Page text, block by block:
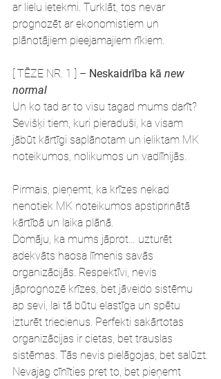
ar lielu ietekmi. Turklāt, tos nevar
prognozēt ar ekonomistiem un
plānotājiem pieejamajiem rīkiem.
[ TĒZE NR. 1 ] – Neskaidrība kā new
normal
Un ko tad ar to visu tagad mums darīt?
Sevišķi tiem, kuri pieraduši, ka visam
jābūt kārtīgi saplānotam un ieliktam MK
noteikumos, nolikumos un vadlīnijās.
Pirmais, pieņemt, ka krīzes nekad
nenotiek MK noteikumos apstiprinātā
kārtībā un laika plānā.
Domāju, ka mums jāprot… uzturēt
adekvāts haosa līmenis savās
organizācijās. Respektīvi, nevis
jāprognozē krīzes, bet jāveido sistēmu
ap sevi, lai tā būtu elastīga un spētu
izturēt triecienus. Perfekti sakārtotas
organizācijas ir cietas, bet trauslas
sistēmas. Tās nevis pielāgojas, bet salūzt.
Nevajag cīnīties pret to, bet pieņemt